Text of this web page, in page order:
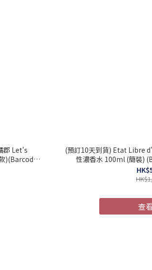
郡 Let's
)(Barcode:
(預訂10天到貨) Etat Libre
性濃香水 100ml (簡裝)
查